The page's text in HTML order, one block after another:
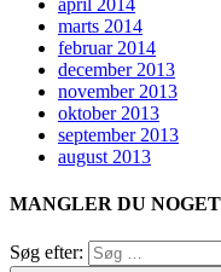
marts 2014
februar 2014
december 2013
november 2013
oktober 2013
september 2013
august 2013
MANGLER DU
Søg efter: